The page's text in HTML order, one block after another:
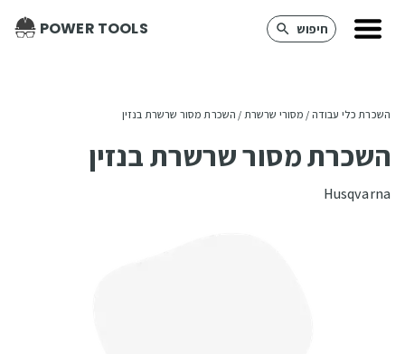
חיפוש POWER TOOLS
השכרת כלי עבודה / מסורי שרשרת / השכרת מסור שרשרת בנזין
השכרת מסור שרשרת בנזין
Husqvarna